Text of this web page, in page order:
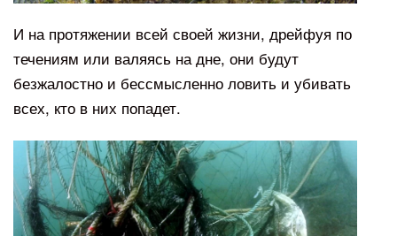
И на протяжении всей своей жизни, дрейфуя по
течениям или валяясь на дне, они будут
безжалостно и бессмысленно ловить и убивать
всех, кто в них попадет.